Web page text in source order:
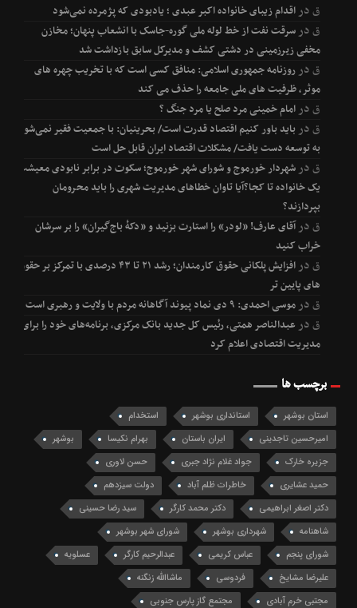
قدراقدام زیبای خانواده اکبر عبدی ؛ یادبودی که پژمرده نمی‌شود
قدرسرقت نفت از خط لوله ملی گوره-جاسک با انشعاب پنهان؛ مخازن
مخفی زیرزمینی در دشتی کشف و مدیرکل سابق بازداشت شد
قدرروزنامه جمهوری اسلامی: منافق کسی است که با تخریب چهره های
موثر، ظرفیت های ملی جامعه را حذف می کند
قدرامام خمینی مرد صلح یا مرد جنگ ؟
قدرباید باور کنیم اقتصاد قدرت است/ بحرینیان: با جمعیت فقیر نمی‌شود
به توسعه دست یافت/ مشکلات اقتصاد ایران قابل حل است
قدرشهردار خورموج و شورای شهر خورموج؛ سکوت در برابر نابودی معیشت
یک خانواده تا کجا؟آیا تاوان خطاهای مدیریت شهری را باید محرومان
بپردازند؟
قدرآقای عارف! «لودر» را استارت بزنید و «دکۀ باج‌گیران» را بر سرشان
خراب کنید
قدر
افزایش پلکانی حقوق کارمندان؛ رشد ۲۱ تا ۴۳ درصدی با تمرکز بر حقوق
های پایین تر
قدرموسی احمدی: ۹ دی نماد پیوند آگاهانه مردم با ولایت و رهبری است
قدرعبدالناصر همتی، رئیس کل جدید بانک مرکزی، برنامه‌های خود را برای
مدیریت اقتصادی اعلام کرد
برچسب ها
استان بوشهر استانداری بوشهر
استخدام
امیرحسین تاجدینی
ایران باستان بهرام نکیسا
بوشهر
جزیره خارک
جواد غلام نژاد جبری
حسن لاوری
حمید عشایری
خاطرات ظلم آباد
دولت سیزدهم
دکتر اصغر ابراهیمی
دکتر محمد کارگر
سید رضا حسینی
شاهنامه
شهرداری بوشهر
شورای شهر بوشهر
شورای پنجم
عباس کریمی عبدالرحیم کارگر
عسلویه
علیرضا مشایخ
فردوسی
ماشاالله زنگنه
مجتبی خرم آبادی
مجتمع گاز پارس جنوبی